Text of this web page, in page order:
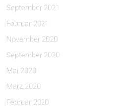
September 2021
Februar 2021
November 2020
September 2020
Mai 2020
März 2020
Februar 2020